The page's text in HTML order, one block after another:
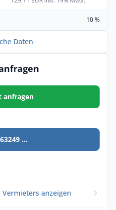
10 %
Daten
anfragen
...
anzeigen